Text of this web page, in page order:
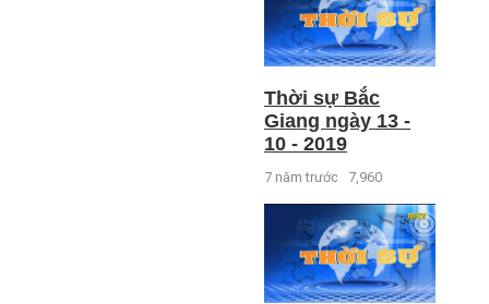
Thời sự Bắc
Giang ngày 13 -
10 - 2019
7 năm trước 7,960